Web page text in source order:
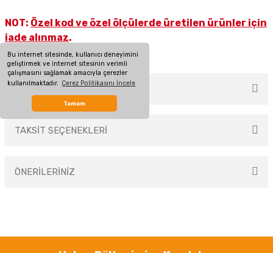
Bu internet sitesinde, kullanıcı deneyimini
geliştirmek ve internet sitesinin verimli
çalışmasını sağlamak amacıyla çerezler
kullanılmaktadır. Çerez Politikasını İncele
Tamam
NOT: Özel kod ve özel ölçülerde üretilen ürünler için
iade alınmaz.
MÜŞTERİ YORUMLARI
TAKSİT SEÇENEKLERİ
ÖNERİLERİNİZ
Görüş ve önerileriniz için teşekkür ederiz.